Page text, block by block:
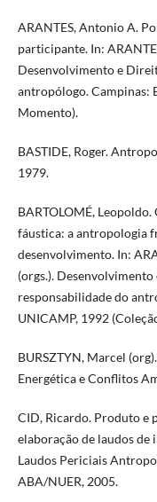
ARANTES, Antonio A.
participante. In:
Desenvolvimento e
antropólogo. Campinas:
Momento).
BASTIDE, Roger.
1979.
BARTOLOMÉ,
fáustica: a antropologia
desenvolvimento. In:
(orgs.).
responsabilidade do
UNICAMP, 1992
BURSZTYN, Marcel
Energética e Conflitos
CID, Ricardo. Produto e
elaboração de laudos de
Laudos Periciais
ABA/NUER, 2005.